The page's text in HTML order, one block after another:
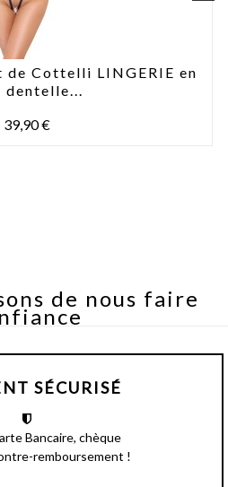
Cottelli LINGERIE en
dentelle...
39,90 €
de nous faire
SÉCURISÉ
Bancaire, chèque
remboursement !